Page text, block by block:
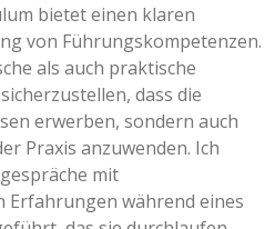
bietet einen klaren
von Führungskompetenzen.
als auch praktische
dass die
erwerben, sondern auch
Praxis anzuwenden. Ich
mit
während eines